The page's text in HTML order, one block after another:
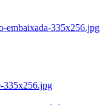
embaixada-335x256.jpg
335x256.jpg